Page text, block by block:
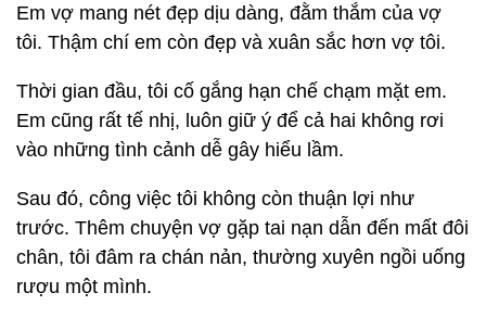
Em vợ mang nét đẹp dịu dàng, đằm thắm của vợ
tôi. Thậm chí em còn đẹp và xuân sắc hơn vợ tôi.
Thời gian đầu, tôi cố gắng hạn chế chạm mặt em.
Em cũng rất tế nhị, luôn giữ ý để cả hai không rơi
vào những tình cảnh dễ gây hiểu lầm.
Sau đó, công việc tôi không còn thuận lợi như
trước. Thêm chuyện vợ gặp tai nạn dẫn đến mất đôi
chân, tôi đâm ra chán nản, thường xuyên ngồi uống
rượu một mình.